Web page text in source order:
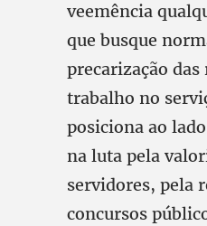
veemência
que busque
precarização das
trabalho no
posiciona ao
na luta pela
servidores, pela
concursos